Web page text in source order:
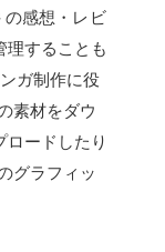
感想・レビ
理することも
ガ制作に役
素材をダウ
ードしたり
グラフィッ